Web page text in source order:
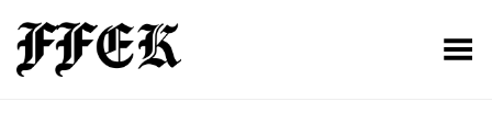
Toggle Menu